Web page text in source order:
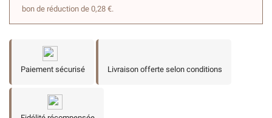
bon de réduction de 0,28 €.
Paiement sécurisé Livraison offerte selon conditions